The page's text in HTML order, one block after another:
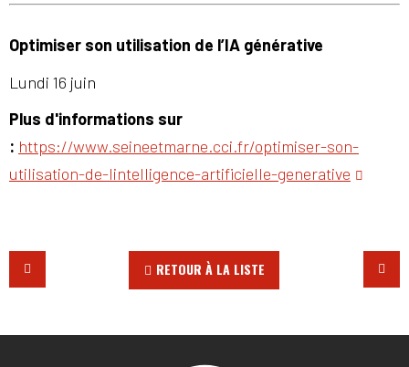
Optimiser son utilisation de l’IA générative
Lundi 16 juin
Plus d'informations sur
: https://www.seineetmarne.cci.fr/optimiser-son-
utilisation-de-lintelligence-artificielle-generative
RETOUR À LA LISTE